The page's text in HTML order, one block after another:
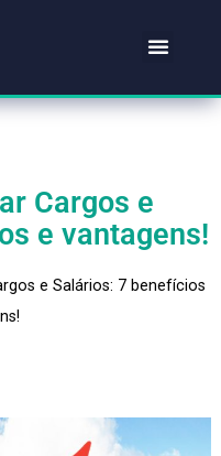
Cargos e
e
Cargos e Salários: 7